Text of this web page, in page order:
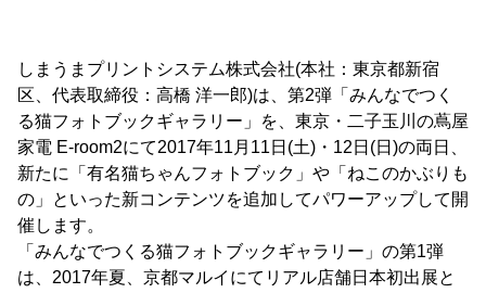
しまうまプリントシステム株式会社(本社：東京都新宿
区、代表取締役：高橋 洋一郎)は、第2弾「みんなでつく
る猫フォトブックギャラリー」を、東京・二子玉川の蔦屋
家電 E-room2にて2017年11月11日(土)・12日(日)の両日、
新たに「有名猫ちゃんフォトブック」や「ねこのかぶりも
の」といった新コンテンツを追加してパワーアップして開
催します。
「みんなでつくる猫フォトブックギャラリー」の第1弾
は、2017年夏、京都マルイにてリアル店舗日本初出展と